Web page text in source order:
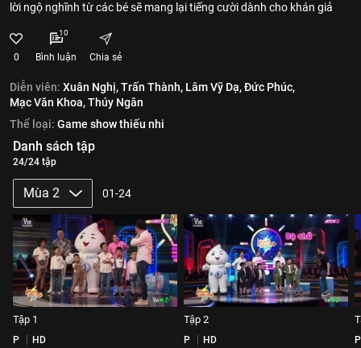
lời ngộ nghĩnh từ các bé sẽ mang lại tiếng cười dành cho khán giả
0
10
Bình luận Chia sẻ
Diễn viên: Xuân Nghị,Trấn Thành, Lâm Vỹ Dạ,Đức Phúc,
Mạc Văn Khoa,Thúy Ngân
Thể loại: Game show thiếu nhi
Danh sách tập
24/24 tập
Mùa 2 01-24
Tập 1
P HD
Tập 2
P HD P